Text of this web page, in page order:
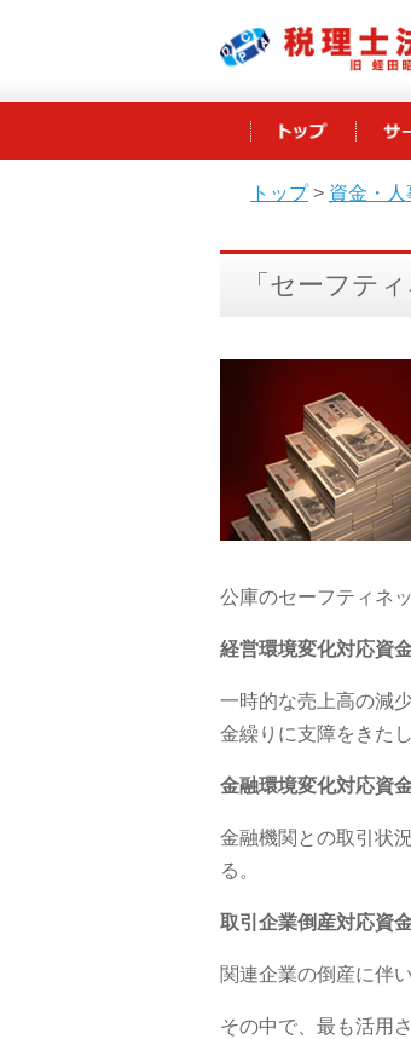
トップ> 資金・人
「セーフテ
公庫のセーフティネ
経営環境変化対応資
一時的な売上高の減
金繰りに支障をきた
金融環境変化対応資
金融機関との取引状
る。
取引企業倒産対応資
関連企業の倒産に伴
その中で、最も活用